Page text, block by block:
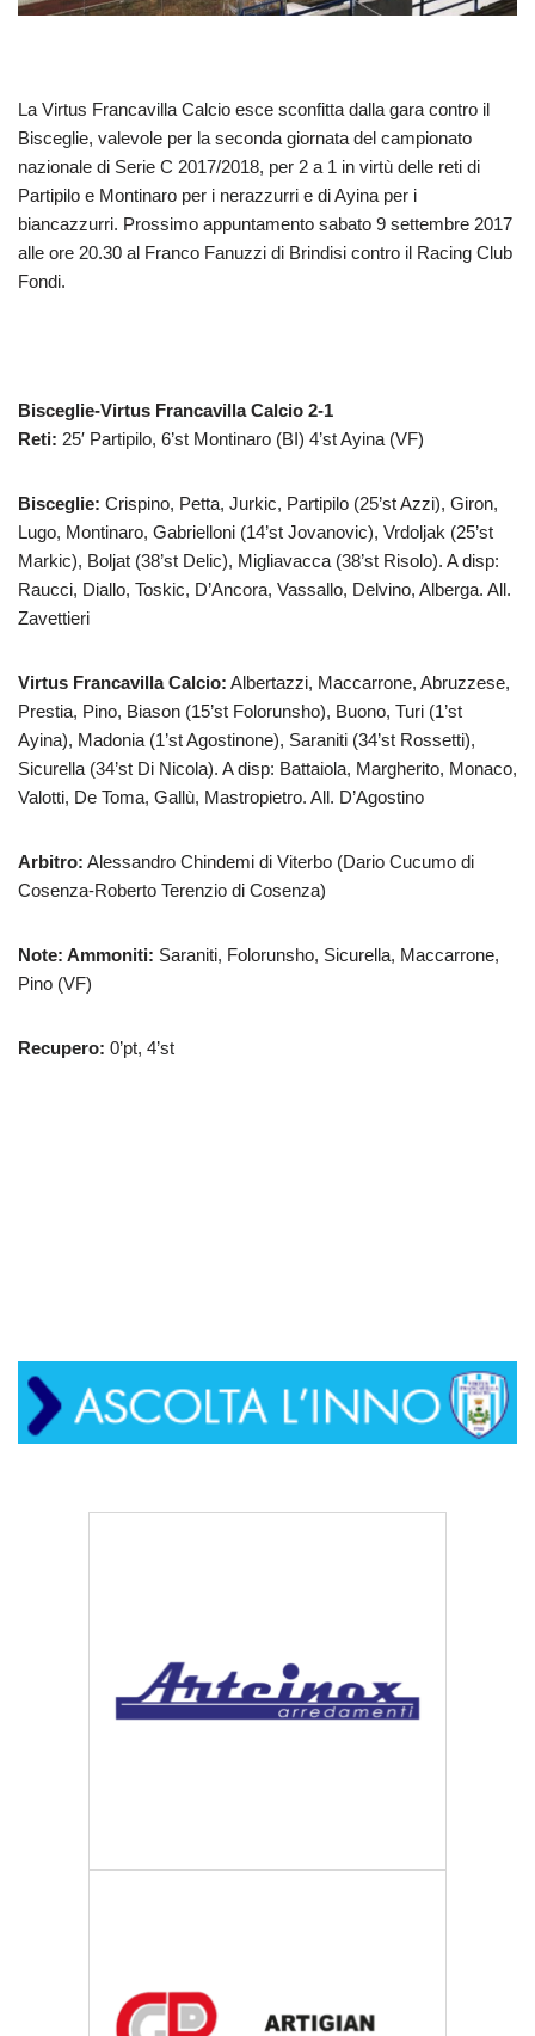
La Virtus Francavilla Calcio esce sconfitta dalla gara contro il
Bisceglie, valevole per la seconda giornata del campionato
nazionale di Serie C 2017/2018, per 2 a 1 in virtù delle reti di
Partipilo e Montinaro per i nerazzurri e di Ayina per i
biancazzurri. Prossimo appuntamento sabato 9 settembre 2017
alle ore 20.30 al Franco Fanuzzi di Brindisi contro il Racing Club
Fondi.
Bisceglie-Virtus Francavilla Calcio 2-1
Reti: 25′ Partipilo, 6’st Montinaro (BI) 4’st Ayina (VF)
Bisceglie: Crispino, Petta, Jurkic, Partipilo (25’st Azzi), Giron,
Lugo, Montinaro, Gabrielloni (14’st Jovanovic), Vrdoljak (25’st
Markic), Boljat (38’st Delic), Migliavacca (38’st Risolo). A disp:
Raucci, Diallo, Toskic, D’Ancora, Vassallo, Delvino, Alberga. All.
Zavettieri
Virtus Francavilla Calcio: Albertazzi, Maccarrone, Abruzzese,
Prestia, Pino, Biason (15’st Folorunsho), Buono, Turi (1’st
Ayina), Madonia (1’st Agostinone), Saraniti (34’st Rossetti),
Sicurella (34’st Di Nicola). A disp: Battaiola, Margherito, Monaco,
Valotti, De Toma, Gallù, Mastropietro. All. D’Agostino
Arbitro: Alessandro Chindemi di Viterbo (Dario Cucumo di
Cosenza-Roberto Terenzio di Cosenza)
Note: Ammoniti: Saraniti, Folorunsho, Sicurella, Maccarrone,
Pino (VF)
Recupero: 0’pt, 4’st